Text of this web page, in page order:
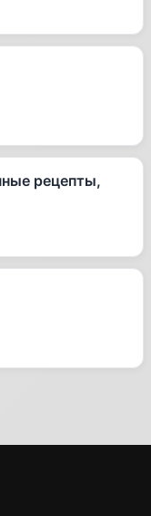
рецепты,